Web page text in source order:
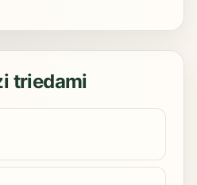
triedami